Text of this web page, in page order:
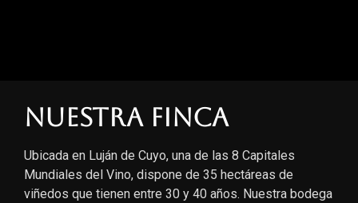
Nuestra finca
Ubicada en Luján de Cuyo, una de las 8 Capitales
Mundiales del Vino, dispone de 35 hectáreas de
viñedos que tienen entre 30 y 40 años. Nuestra bodega